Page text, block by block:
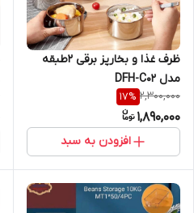
ظرف غذا و بخارپز برقی ۲طبقه
مدل DFH-C02
2,300,000
17%
1,890,000
افزودن به سبد